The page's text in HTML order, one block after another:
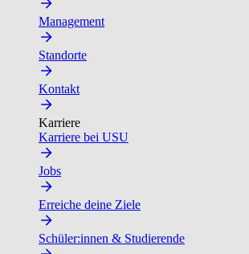
Management
Standorte
Kontakt
Karriere
Karriere bei USU
Jobs
Erreiche deine Ziele
Schüler:innen & Studierende